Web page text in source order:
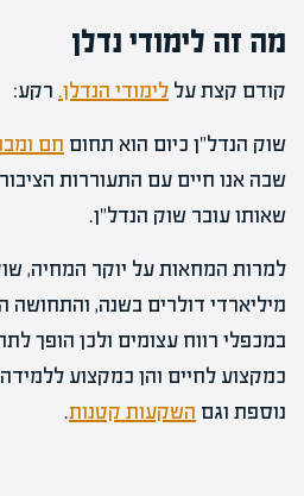
מה זה לימודי נדלן
קודם קצת על לימודי הנדלן. רקע:
שוק הנדל"ן כיום הוא תחום חם
שבה אנו חיים עם התעוררות
שאותו עובר שוק הנדל"ן.
למרות המחאות על יוקר המחיה,
מיליארדי דולרים בשנה, והתחושה
במכפלי רווח עצומים ולכן הופך
כמקצוע לחיים והן כמקצוע
נוספת וגם השקעות קטנות.